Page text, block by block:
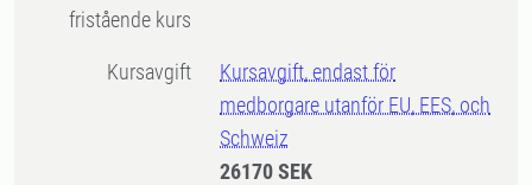
fristående kurs
Kursavgift
Kursavgift, endast för
medborgare utanför EU, EES, och
Schweiz
26170 SEK